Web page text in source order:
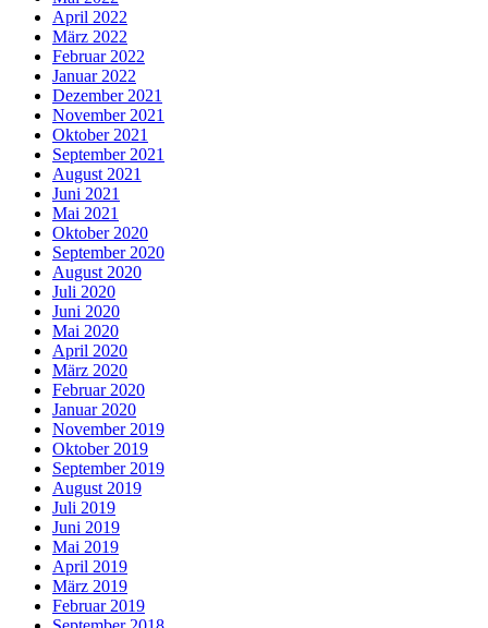
April 2022
März 2022
Februar 2022
Januar 2022
Dezember 2021
November 2021
Oktober 2021
September 2021
August 2021
Juni 2021
Mai 2021
Oktober 2020
September 2020
August 2020
Juli 2020
Juni 2020
Mai 2020
April 2020
März 2020
Februar 2020
Januar 2020
November 2019
Oktober 2019
September 2019
August 2019
Juli 2019
Juni 2019
Mai 2019
April 2019
März 2019
Februar 2019